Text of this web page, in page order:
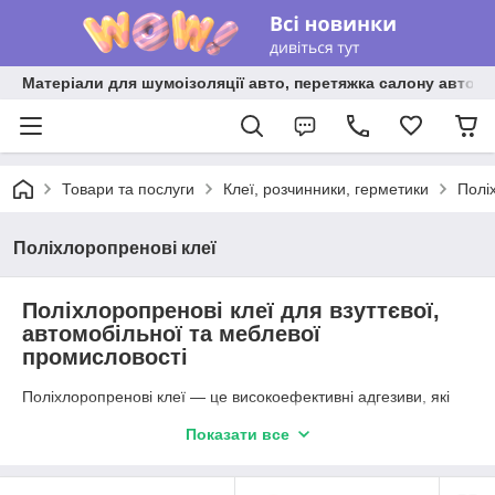
Матеріали для шумоізоляції авто, перетяжка салону авто
Товари та послуги Клеї, розчинники, герметики
Поліхлоропренові клеї
Поліхлоропренові клеї для взуттєвої,
автомобільної та меблевої
промисловості
Поліхлоропренові клеї — це високоефективні адгезиви, які
таких як гума, натуральна та синтетична шкіра, текстиль, а
унікальним властивостям, вони знаходять застосування у
Показати все